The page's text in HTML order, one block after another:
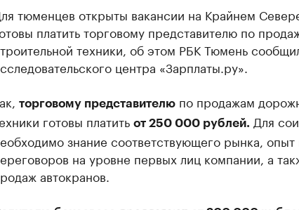
тюменцев открыты вакансии на Крайнем
платить торговому представителю по
техники, об этом РБК Тюмень
центра «Зарплаты.ру».
торговому представителюпо продажам
готовы платить от 250 000 рублей. Для
знание соответствующего рынка, опыт
на уровне первых лиц компании, а
автокранов.